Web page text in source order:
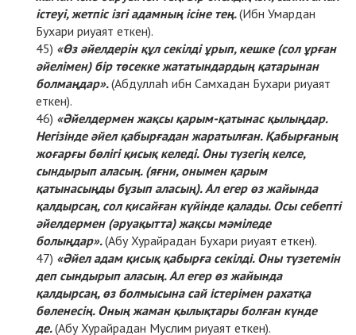
істеуі, жетпіс ізгі адамның ісіне тең.(Ибн Умардан
Бухари риуаят еткен).
«Өз әйелдерін құл секілді ұрып, кешке (сол ұрған
әйелімен) бір төсекке жататындардың қатарынан
болмаңдар».(Абдуллаһ ибн Самхадан Бухари риуаят
еткен).
«Әйелдермен жақсы қарым-қатынас қылыңдар.
Негізінде әйел қабырғадан жаратылған. Қабырғаның
жоғарғы бөлігі қисық келеді. Оны түзегің келсе,
сындырып аласың. (яғни, онымен қарым
қатынасыңды бұзып аласың). Ал егер өз жайында
қалдырсаң, сол қисайған күйінде қалады. Осы себепті
әйелдермен (әруақытта) жақсы мәміледе
болыңдар».(Абу Хурайрадан Бухари риуаят еткен).
«Әйел адам қисық қабырға секілді. Оны түзетемін
деп сындырып аласың. Ал егер өз жайында
қалдырсаң, өз болмысына сай істерімен рахатқа
бөленесің. Оның жаман қылықтары болған күнде
де.(Абу Хурайрадан Муслим риуаят еткен).